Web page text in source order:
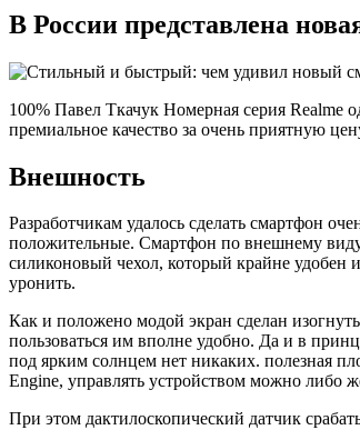
В России представлена
100% Павел Ткачук Номерная серия Realme
премиальное качество за очень приятную
Внешность
Разработчикам удалось сделать смартфон
положительные. Смартфон по внешнему виду
силиконовый чехол, который крайне удобен
уронить.
Как и положено модой экран сделан
пользоваться им вполне удобно. Да и в
под ярким солнцем нет никаких. полезная
Engine, управлять устройством можно либо
При этом дактилоскопический датчик